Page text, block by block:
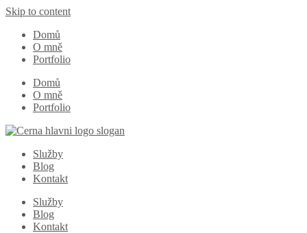
Skip to content
Domů
O mně
Portfolio
Domů
O mně
Portfolio
Služby
Blog
Kontakt
Služby
Blog
Kontakt